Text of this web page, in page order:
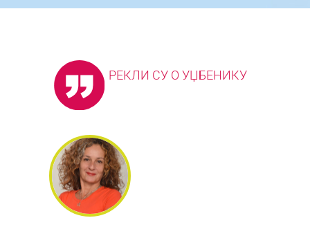
РЕКЛИ СУ О УЏБЕНИКУ